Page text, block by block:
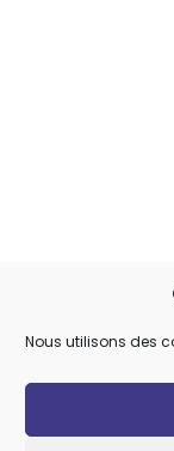
Nous utilisons des